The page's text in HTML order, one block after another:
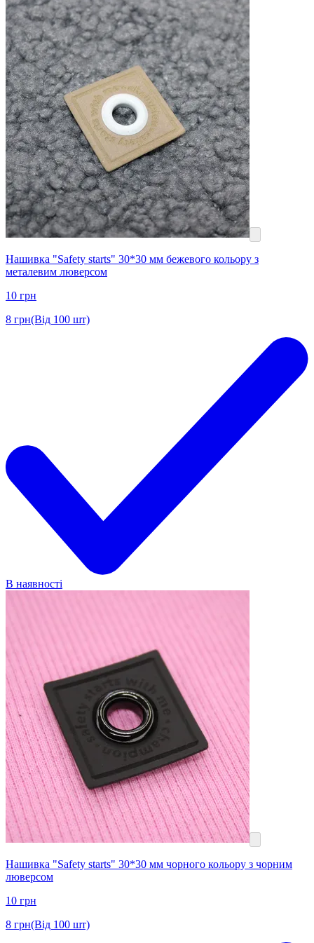
Нашивка "Safety starts" 30*30 мм бежевого кольору з
металевим люверсом
10 грн
8 грн(Від 100 шт)
В наявності
Нашивка "Safety starts" 30*30 мм чорного кольору з чорним
люверсом
10 грн
8 грн(Від 100 шт)